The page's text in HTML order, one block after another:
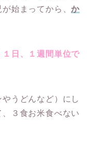
始まってから、か
１日、１週間単位で
うどんなど）にし
３食お米食べない